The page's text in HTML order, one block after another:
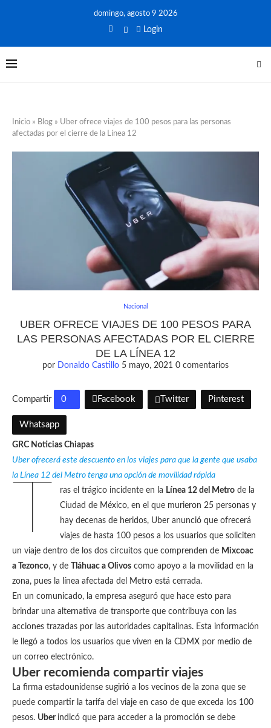
domingo, agosto 9 2026
Login
Inicio » Blog » Uber ofrece viajes de 100 pesos para las personas
afectadas por el cierre de la Línea 12
Nacional
UBER OFRECE VIAJES DE 100 PESOS PARA
LAS PERSONAS AFECTADAS POR EL CIERRE
DE LA LÍNEA 12
por Donaldo Castillo 5 mayo, 2021 0 comentarios
Compartir 0 Facebook Twitter Pinterest
Whatsapp
GRC Noticias Chiapas
Uber ofrecerá este descuento en los viajes para que la gente que usaba
la Línea 12 del Metro tenga una opción de movilidad rápida
ras el trágico incidente en la Línea 12 del Metrode la
Ciudad de México, en el que murieron 25 personas y
hay decenas de heridos, Uber anunció que ofrecerá
viajes de hasta 100 pesos a los usuarios que soliciten
un viaje dentro de los dos circuitos que comprenden de Mixcoac
a Tezonco, y de Tláhuac a Olivos como apoyo a la movilidad en la
zona, pues la línea afectada del Metro está cerrada.
En un comunicado, la empresa aseguró que hace esto para
brindar una alternativa de transporte que contribuya con las
acciones trazadas por las autoridades capitalinas. Esta información
le llegó a todos los usuarios que viven en la CDMX por medio de
un correo electrónico.
Uber recomienda compartir viajes
La firma estadounidense sugirió a los vecinos de la zona que se
puede compartir la tarifa del viaje en caso de que exceda los 100
pesos. Uber indicó que para acceder a la promoción se debe